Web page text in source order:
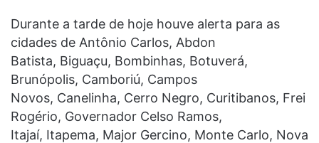
Durante a tarde de hoje houve alerta para as
cidades de Antônio Carlos, Abdon
Batista, Biguaçu, Bombinhas, Botuverá,
Brunópolis, Camboriú, Campos
Novos, Canelinha, Cerro Negro, Curitibanos, Frei
Rogério, Governador Celso Ramos,
Itajaí, Itapema, Major Gercino, Monte Carlo, Nova